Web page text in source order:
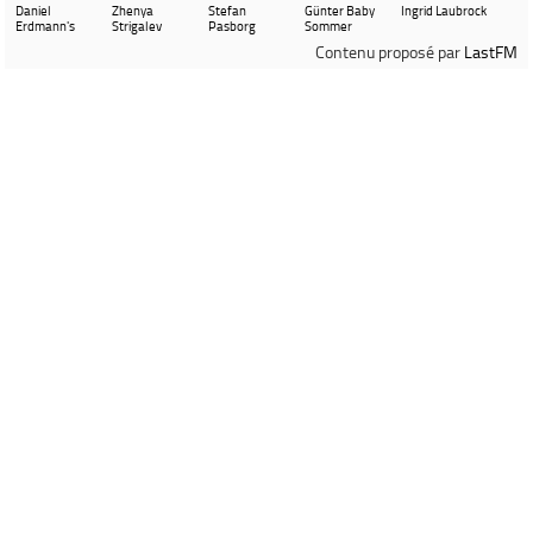
Daniel
Erdmann's
Zhenya
Strigalev
Stefan
Pasborg
Günter Baby
Sommer
Ingrid Laubrock
Contenu proposé par LastFM